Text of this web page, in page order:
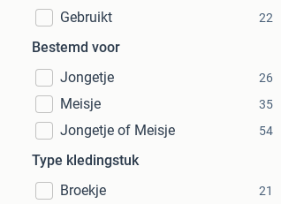
Gebruikt 22
Bestemd voor
Jongetje
26
Meisje 35
Jongetje of Meisje 54
Type kledingstuk
Broekje
21